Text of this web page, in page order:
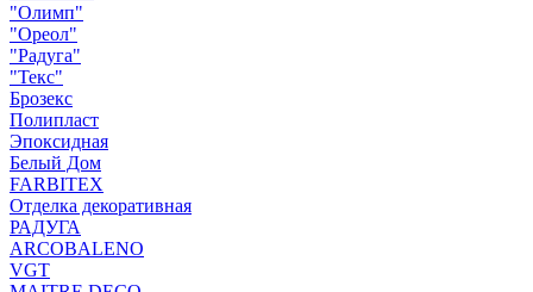
"Олимп"
"Ореол"
"Радуга"
"Текс"
Брозекс
Полипласт
Эпоксидная
Белый Дом
FARBITEX
Отделка декоративная
РАДУГА
ARCOBALENO
VGT